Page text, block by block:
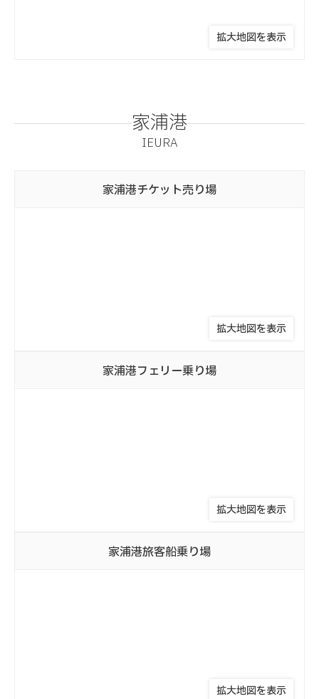
拡大地図を表示
家浦港
IEURA
家浦港チケット売り場
拡大地図を表示
家浦港フェリー乗り場
拡大地図を表示
家浦港旅客船乗り場
拡大地図を表示